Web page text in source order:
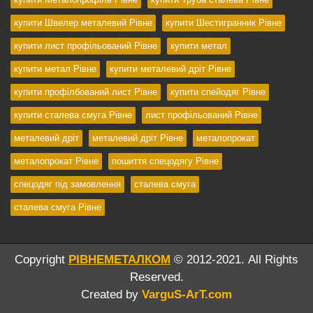
купити Швелер металевий Рівне купити Шестигранник Рівне
купити лист профільований Рівне купити метал
купити метал Рівне купити металевий дріт Рівне
купити профілбований лист Рівне купити спейодяг Рівне
купити сталева смуга Рівне лист профільований Рівне
металевий дріт металевий дріт Рівне металопрокат
металопрокат Рівне пошиття спецодягу Рівне
спецодяг під замовлення сталева смуга
сталева смуга Рівне
Copyright РІВНЕМЕТАЛКОМ © 2012-2021. All Rights
Reserved.
Created by VarguS-ArT.com